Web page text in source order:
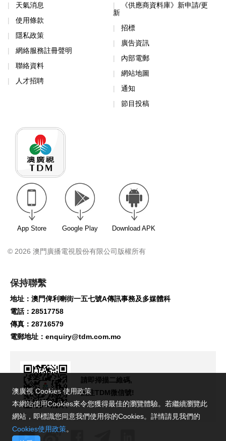
天氣消息
使用條款
隱私政策
網絡服務註冊聲明
聯絡資料
人才招聘
《供應商資料庫》新申請/更
新
招標
廣告資訊
內部電郵
網站地圖
通知
節目投稿
App Store Google Play Download APK
© 2026 澳門廣播電視股份有限公司版權所有
保持聯繫
地址：澳門俾利喇街一五七號A傳訊事務及多媒體科
電話：28517758
傳真：28716579
電郵地址： enquiry@tdm.com.mo
請即掃描二維碼,
關注TDM微信號!
澳廣視 Cookies 使用政策
本網站使用Cookies來令您獲得最佳的瀏覽體驗。若繼續瀏覽此
網站，即標識您同意我們使用你的Cookies。詳情請見我們的
Cookies使用政策。